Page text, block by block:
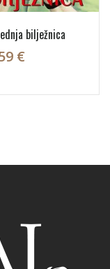
bilježnica
€